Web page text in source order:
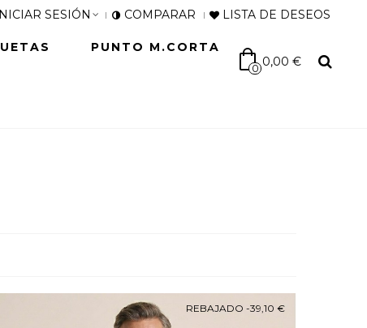
SESIÓN COMPARAR LISTA DE DESEOS
PUNTO M.CORTA
0 0,00 €
REBAJADO -39,10 €